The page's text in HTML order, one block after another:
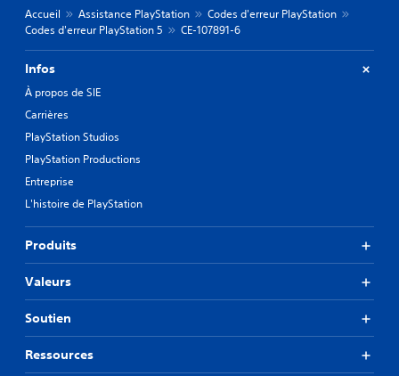
Accueil Assistance PlayStation
Codes d'erreur PlayStation
Codes d'erreur PlayStation 5
CE-107891-6
Infos
À propos de SIE
Carrières
PlayStation Studios
PlayStation Productions
Entreprise
L'histoire de PlayStation
Produits
Valeurs
Soutien
Ressources